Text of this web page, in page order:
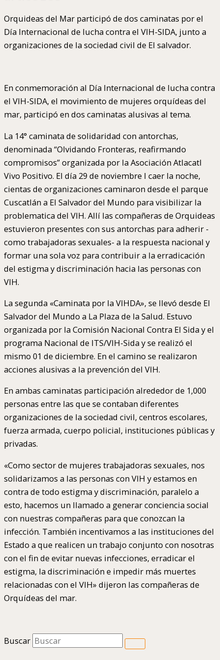
Orquideas del Mar participó de dos caminatas por el
Día Internacional de lucha contra el VIH-SIDA, junto a
organizaciones de la sociedad civil de El salvador.
En conmemoración al Día Internacional de lucha contra
el VIH-SIDA, el movimiento de mujeres orquídeas del
mar, participó en dos caminatas alusivas al tema.
La 14° caminata de solidaridad con antorchas,
denominada “Olvidando Fronteras, reafirmando
compromisos” organizada por la Asociación Atlacatl
Vivo Positivo. El día 29 de noviembre l caer la noche,
cientas de organizaciones caminaron desde el parque
Cuscatlán a El Salvador del Mundo para visibilizar la
problematica del VIH. Allí las compañeras de Orquideas
estuvieron presentes con sus antorchas para adherir -
como trabajadoras sexuales- a la respuesta nacional y
formar una sola voz para contribuir a la erradicación
del estigma y discriminación hacia las personas con
VIH.
La segunda «Caminata por la VIHDA», se llevó desde El
Salvador del Mundo a La Plaza de la Salud. Estuvo
organizada por la Comisión Nacional Contra El Sida y el
programa Nacional de ITS/VIH-Sida y se realizó el
mismo 01 de diciembre. En el camino se realizaron
acciones alusivas a la prevención del VIH.
En ambas caminatas participación alrededor de 1,000
personas entre las que se contaban diferentes
organizaciones de la sociedad civil, centros escolares,
fuerza armada, cuerpo policial, instituciones públicas y
privadas.
«Como sector de mujeres trabajadoras sexuales, nos
solidarizamos a las personas con VIH y estamos en
contra de todo estigma y discriminación, paralelo a
esto, hacemos un llamado a generar conciencia social
con nuestras compañeras para que conozcan la
infección. También incentivamos a las instituciones del
Estado a que realicen un trabajo conjunto con nosotras
con el fin de evitar nuevas infecciones, erradicar el
estigma, la discriminación e impedir más muertes
relacionadas con el VIH» dijeron las compañeras de
Orquídeas del mar.
Buscar